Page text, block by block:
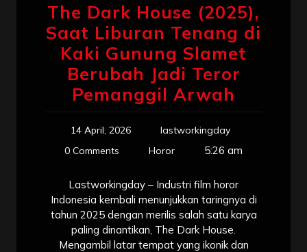
The Dark House (2025),
Saat Liburan Tenang di
Kaki Gunung Slamet
Berubah Jadi Teror
Pemanggil Arwah
14 April, 2026
lastworkingday
0 Comments
Horor 5:26 am
Lastworkingday – Industri film horor
Indonesia kembali menunjukkan taringnya di
tahun 2025 dengan merilis salah satu karya
paling dinantikan, The Dark House.
Mengambil latar tempat yang ikonik dan